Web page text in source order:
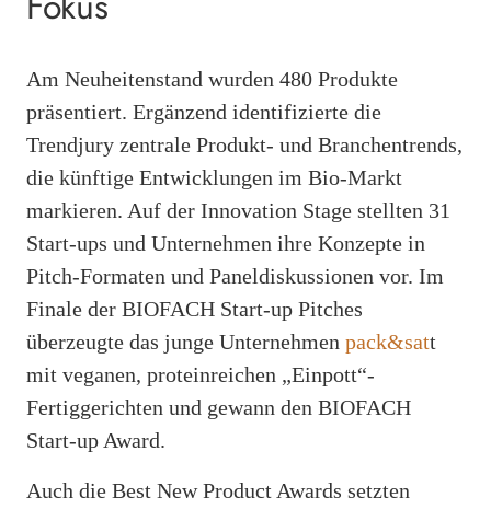
Am Neuheitenstand wurden 480 Produkte
präsentiert. Ergänzend identifizierte die
Trendjury zentrale Produkt- und Branchentrends,
die künftige Entwicklungen im Bio-Markt
markieren. Auf der Innovation Stage stellten 31
Start-ups und Unternehmen ihre Konzepte in
Pitch-Formaten und Paneldiskussionen vor. Im
Finale der BIOFACH Start-up Pitches
überzeugte das junge Unternehmen pack&satt
mit veganen, proteinreichen „Einpott“-
Fertiggerichten und gewann den BIOFACH
Start-up Award.
Auch die Best New Product Awards setzten